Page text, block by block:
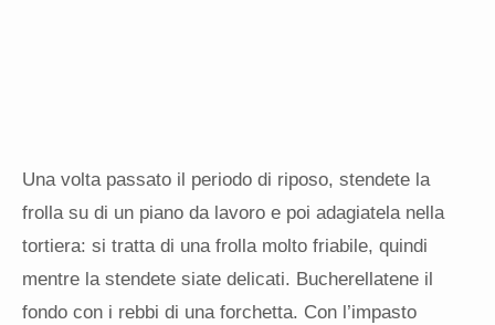
Una volta passato il periodo di riposo, stendete la
frolla su di un piano da lavoro e poi adagiatela nella
tortiera: si tratta di una frolla molto friabile, quindi
mentre la stendete siate delicati. Bucherellatene il
fondo con i rebbi di una forchetta. Con l’impasto